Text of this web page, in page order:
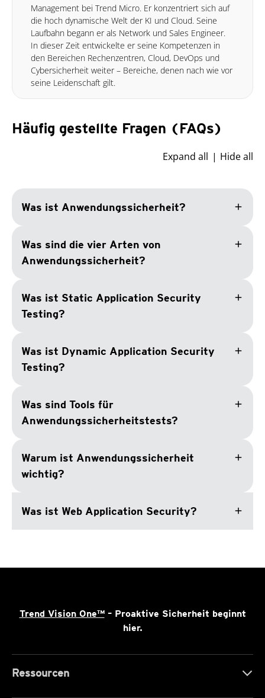
Management bei Trend Micro. Er konzentriert sich auf
die hoch dynamische Welt der KI und Cloud. Seine
Laufbahn begann er als Network und Sales Engineer.
In dieser Zeit entwickelte er seine Kompetenzen in
den Bereichen Rechenzentren, Cloud, DevOps und
Cybersicherheit weiter – Bereiche, denen nach wie vor
seine Leidenschaft gilt.
Häufig gestellte Fragen (FAQs)
Expand all Hide all
Was ist Anwendungssicherheit? add
Was sind die vier Arten von
Anwendungssicherheit?
add
Was ist Static Application Security
Testing?
add
Was ist Dynamic Application Security
Testing?
add
Was sind Tools für
Anwendungssicherheitstests?
add
Warum ist Anwendungssicherheit
wichtig?
add
Was ist Web Application Security? add
Trend Vision One™– Proaktive Sicherheit beginnt
hier.
Ressourcen